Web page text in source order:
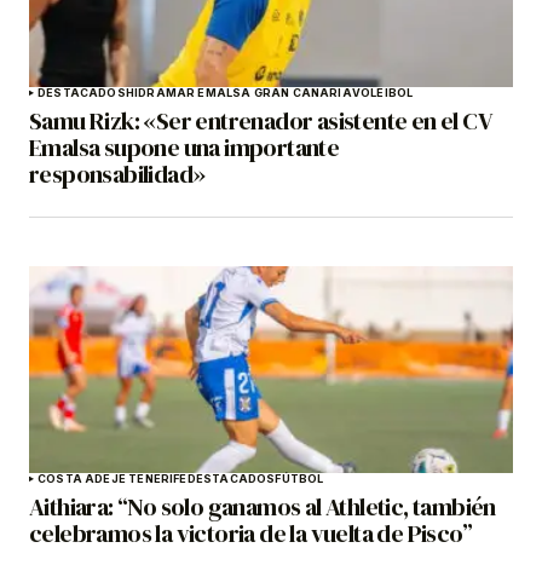
DESTACADOSHIDRAMAR EMALSA GRAN CANARIAVOLEIBOL
Samu Rizk: «Ser entrenador asistente en el CV
Emalsa supone una importante
responsabilidad»
COSTA ADEJE TENERIFEDESTACADOSFÚTBOL
Aithiara: “No solo ganamos al Athletic, también
celebramos la victoria de la vuelta de Pisco”